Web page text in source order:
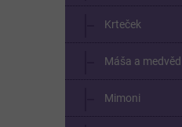
Krteček
Máša a medvěd
Mimoni